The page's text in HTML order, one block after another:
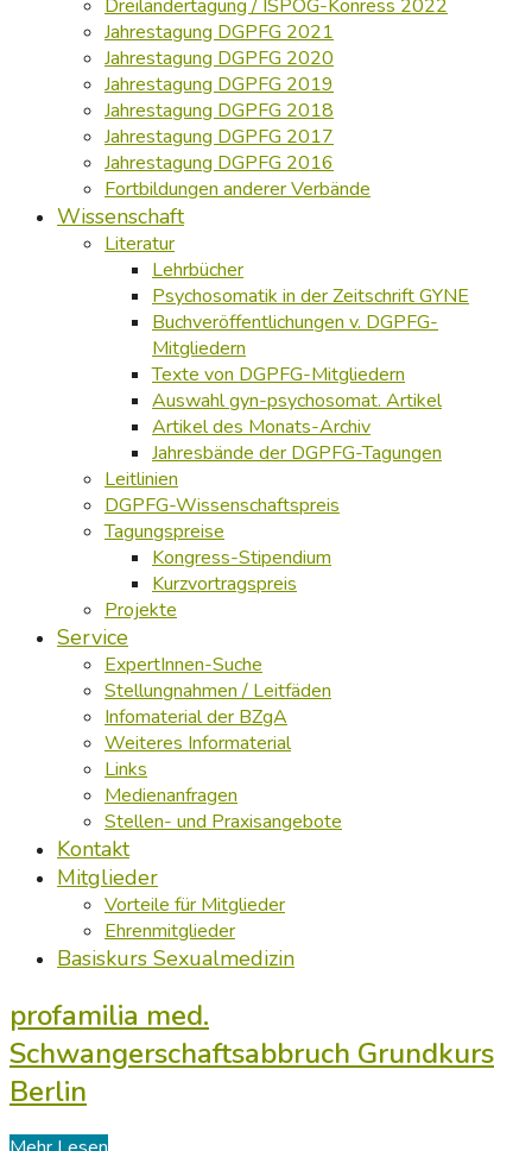
Dreiländertagung / ISPOG-Konress 2022
Jahrestagung DGPFG 2021
Jahrestagung DGPFG 2020
Jahrestagung DGPFG 2019
Jahrestagung DGPFG 2018
Jahrestagung DGPFG 2017
Jahrestagung DGPFG 2016
Fortbildungen anderer Verbände
Wissenschaft
Literatur
Lehrbücher
Psychosomatik in der Zeitschrift GYNE
Buchveröffentlichungen v. DGPFG-
Mitgliedern
Texte von DGPFG-Mitgliedern
Auswahl gyn-psychosomat. Artikel
Artikel des Monats-Archiv
Jahresbände der DGPFG-Tagungen
Leitlinien
DGPFG-Wissenschaftspreis
Tagungspreise
Kongress-Stipendium
Kurzvortragspreis
Projekte
Service
ExpertInnen-Suche
Stellungnahmen / Leitfäden
Infomaterial der BZgA
Weiteres Informaterial
Links
Medienanfragen
Stellen- und Praxisangebote
Kontakt
Mitglieder
Vorteile für Mitglieder
Ehrenmitglieder
Basiskurs Sexualmedizin
profamilia med.
Schwangerschaftsabbruch Grundkurs
Berlin